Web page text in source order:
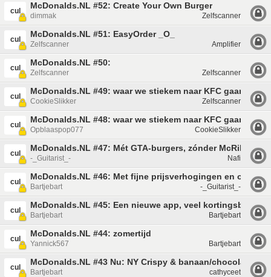
cul
McDonalds.NL #52: Create Your Own Burger
dimmak Zelfscanner
cul
McDonalds.NL #51: EasyOrder _O_
Zelfscanner Amplifier
cul
McDonalds.NL #50:
Zelfscanner Zelfscanner
cul
McDonalds.NL #49: waar we stiekem naar KFC gaan.
CookieSlikker Zelfscanner
cul
McDonalds.NL #48: waar we stiekem naar KFC gaan.
Opblaaspop077 CookieSlikker
cul
McDonalds.NL #47: Mét GTA-burgers, zónder McRib
-_Guitarist_- Nafi
cul
McDonalds.NL #46: Met fijne prijsverhogingen en oude
Bartjebart -_Guitarist_-
cul
McDonalds.NL #45: Een nieuwe app, veel kortingsbonnen
Bartjebart Bartjebart
cul
McDonalds.NL #44: zomertijd
Yannick567 Bartjebart
cul
McDonalds.NL #43 Nu: NY Crispy & banaan/chocolade
Bartjebart cathyceet